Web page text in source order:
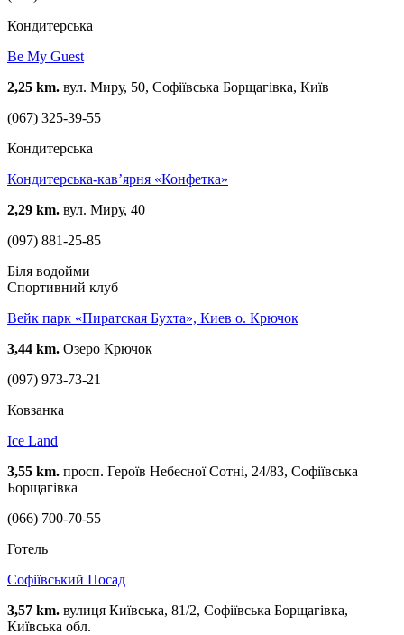
Кондитерська
Be My Guest
2,25 km. вул. Миру, 50, Софіївська Борщагівка, Київ
(067) 325-39-55
Кондитерська
Кондитерська-кав’ярня «Конфетка»
2,29 km. вул. Миру, 40
(097) 881-25-85
Біля водойми
Спортивний клуб
Вейк парк «Пиратская Бухта», Киев о. Крючок
3,44 km. Озеро Крючок
(097) 973-73-21
Ковзанка
Ice Land
3,55 km. просп. Героїв Небесної Сотні, 24/83, Софіївська
Борщагівка
(066) 700-70-55
Готель
Софіївський Посад
3,57 km. вулиця Київська, 81/2, Софіївська Борщагівка,
Київська обл.